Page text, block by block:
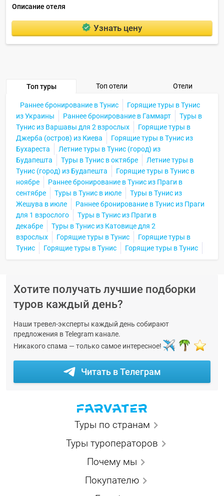
Описание отеля
Узнать цену
Топ туры Топ отели Отели
Раннее бронирование в Тунис
Горящие туры в Тунис
из Украины
Раннее бронирование в Гаммарт
Туры в
Тунис из Варшавы для 2 взрослых
Горящие туры в
Джерба (остров) из Киева
Горящие туры в Тунис из
Бухареста
Летние туры в Тунис (город) из
Будапешта
Туры в Тунис в октябре
Летние туры в
Тунис (город) из Будапешта
Горящие туры в Тунис в
ноябре
Раннее бронирование в Тунис из Праги в
сентябре
Туры в Тунис в июле
Туры в Тунис из
Жешува в июле
Раннее бронирование в Тунис из Праги
для 1 взрослого
Туры в Тунис из Праги в
декабре
Туры в Тунис из Катовице для 2
взрослых
Горящие туры в Тунис
Горящие туры в
Тунис
Горящие туры в Тунис Горящие туры в Тунис
Хотите получать лучшие подборки
туров каждый день?
Наши тревел-эксперты каждый день собирают
предложения в Telegram канале.
Никакого спама — только самое интересное!
Читать в Телеграм
Туры по странам
Туры туроператоров
Почему мы
Покупателю